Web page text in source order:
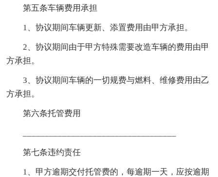
第五条车辆费用承担
1、协议期间车辆更新、添置费用由甲方承担。
2、协议期间由于甲方特殊需要改造车辆的费用由甲
方承担。
3、协议期间车辆的一切规费与燃料、维修费用由乙
方承担。
第六条托管费用
第七条违约责任
1、甲方逾期交付托管费的，每逾期一天，应按逾期